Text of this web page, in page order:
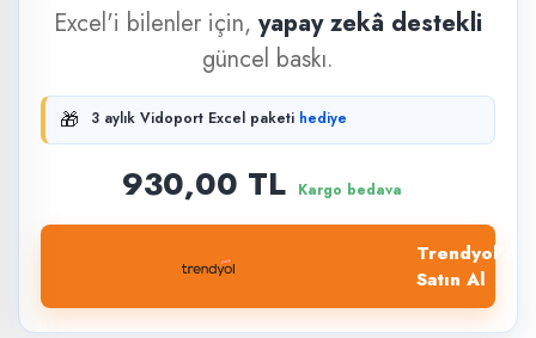
Excel'i bilenler için, yapay zekâ destekli
güncel baskı.
🎁 3 aylık Vidoport Excel paketi hediye
930,00 TL Kargo bedava
Trendyol'dan
Satın Al